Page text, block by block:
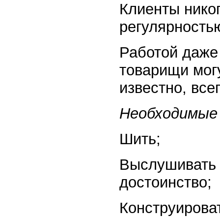
Клиенты
Работой
товарищи
известно,
Шить;
Выслушивать
достоинство;